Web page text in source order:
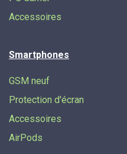
Accessoires
Smartphones
GSM neuf
Protection d'écran
Accessoires
AirPods